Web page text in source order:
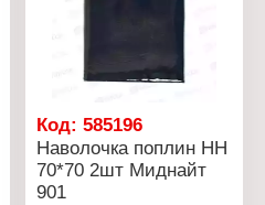
Код:585196
Наволочка поплин НН
70*70 2шт Миднайт
901